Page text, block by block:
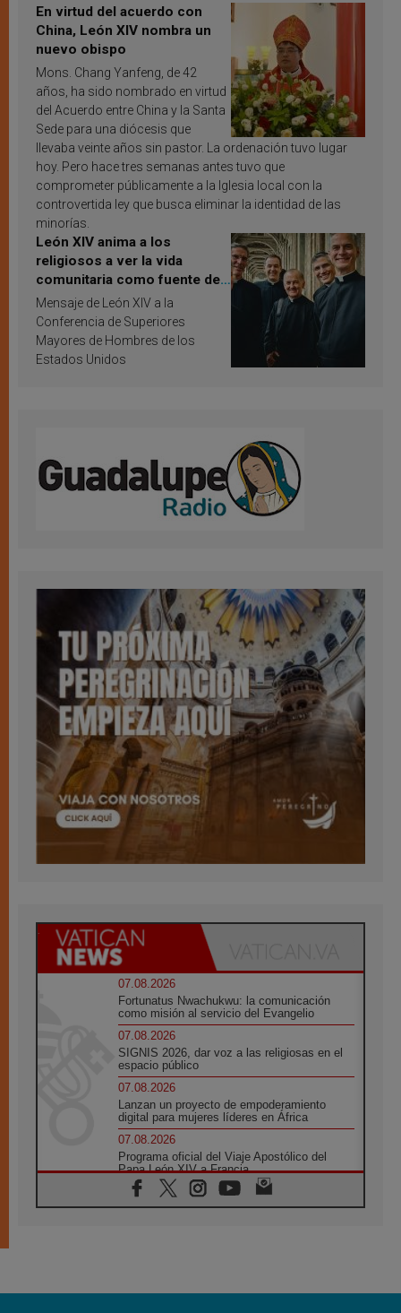
En virtud del acuerdo con
China, León XIV nombra un
nuevo obispo
Mons. Chang Yanfeng, de 42
años, ha sido nombrado en virtud
del Acuerdo entre China y la Santa
Sede para una diócesis que
llevaba veinte años sin pastor. La ordenación tuvo lugar
hoy. Pero hace tres semanas antes tuvo que
comprometer públicamente a la Iglesia local con la
controvertida ley que busca eliminar la identidad de las
minorías.
León XIV anima a los
religiosos a ver la vida
comunitaria como fuente de
inspiración y santificación
Mensaje de León XIV a la
Conferencia de Superiores
Mayores de Hombres de los
Estados Unidos
07.08.2026
Fortunatus Nwachukwu: la comunicación
como misión al servicio del Evangelio
07.08.2026
SIGNIS 2026, dar voz a las religiosas en el
espacio público
07.08.2026
Lanzan un proyecto de empoderamiento
digital para mujeres líderes en África
07.08.2026
Programa oficial del Viaje Apostólico del
Papa León XIV a Francia
07.08.2026
Obispos de Ecuador: El bien de las familias
06.08.2026